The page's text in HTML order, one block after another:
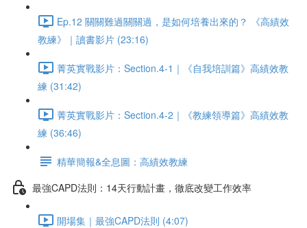
Ep.12 關關難過關關過，是如何培養出來的？ 《高績效
教練》｜讀書影片 (23:16)
菁英實戰影片：Section.4-1｜《自我培訓篇》高績效教
練 (31:42)
菁英實戰影片：Section.4-2｜《教練領導篇》高績效教
練 (36:46)
精華簡報&全息圖：高績效教練
最強CAPD法則：14天行動計畫，徹底改變工作效率
開場集｜最強CAPD法則 (4:07)